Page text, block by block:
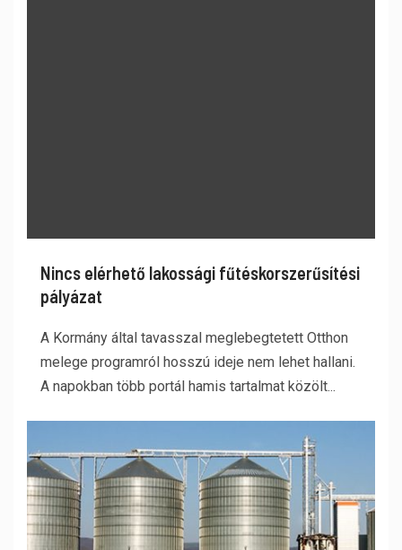
Nincs elérhető lakossági fűtéskorszerűsítési
pályázat
A Kormány által tavasszal meglebegtetett Otthon
melege programról hosszú ideje nem lehet hallani.
A napokban több portál hamis tartalmat közölt...